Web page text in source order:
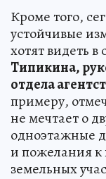
Кроме того,
устойчивые
хотят видеть
Типикина,
отдела
примеру,
не мечтает о
одноэтажные
и пожелания к
земельных